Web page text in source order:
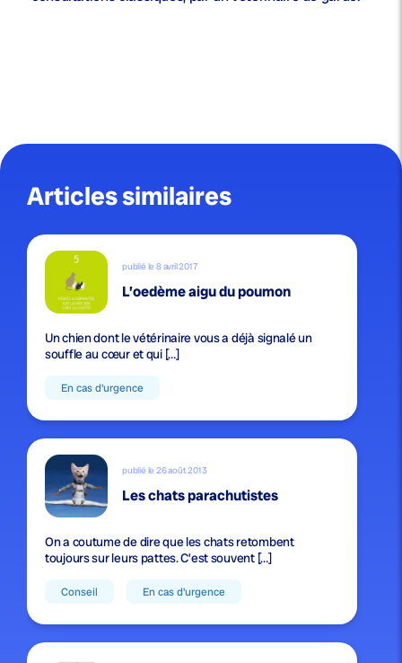
Articles similaires
publié le 8 avril 2017
L’oedème aigu du poumon
Un chien dont le vétérinaire vous a déjà signalé un
souffle au cœur et qui […]
En cas d'urgence
publié le 26 août 2013
Les chats parachutistes
On a coutume de dire que les chats retombent
toujours sur leurs pattes. C’est souvent […]
Conseil En cas d'urgence